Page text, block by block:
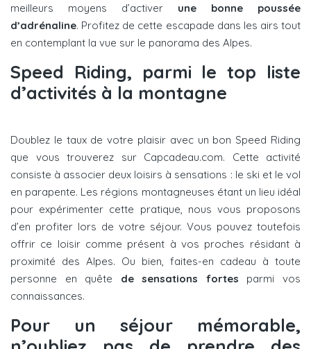
meilleurs moyens d’activer une bonne poussée
d’adrénaline. Profitez de cette escapade dans les airs tout
en contemplant la vue sur le panorama des Alpes.
Speed Riding, parmi le top liste
d’activités à la montagne
Doublez le taux de votre plaisir avec un bon Speed Riding
que vous trouverez sur Capcadeau.com. Cette activité
consiste à associer deux loisirs à sensations : le ski et le vol
en parapente. Les régions montagneuses étant un lieu idéal
pour expérimenter cette pratique, nous vous proposons
d’en profiter lors de votre séjour. Vous pouvez toutefois
offrir ce loisir comme présent à vos proches résidant à
proximité des Alpes. Ou bien, faites-en cadeau à toute
personne en quête de sensations fortes parmi vos
connaissances.
Pour un séjour mémorable,